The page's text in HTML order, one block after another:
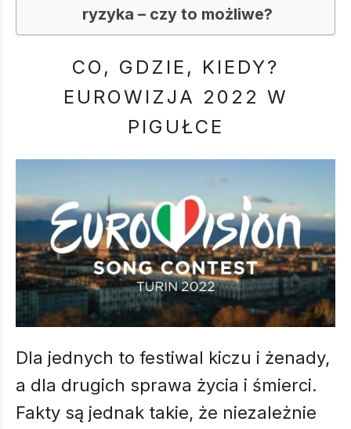
ryzyka – czy to możliwe?
CO, GDZIE, KIEDY?
EUROWIZJA 2022 W
PIGUŁCE
Dla jednych to festiwal kiczu i żenady,
a dla drugich sprawa życia i śmierci.
Fakty są jednak takie, że niezależnie